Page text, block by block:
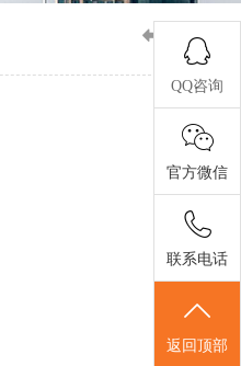
QQ咨询
官方微信
联系电话
返回顶部